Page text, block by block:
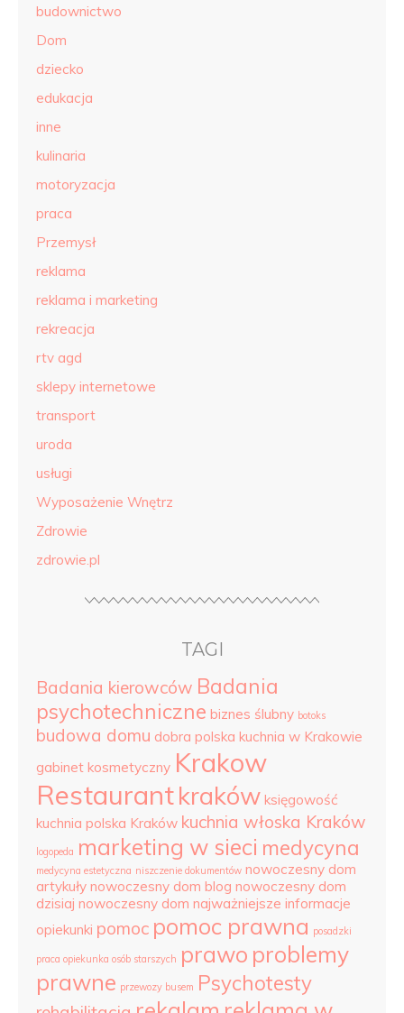
budownictwo
Dom
dziecko
edukacja
inne
kulinaria
motoryzacja
praca
Przemysł
reklama
reklama i marketing
rekreacja
rtv agd
sklepy internetowe
transport
uroda
usługi
Wyposażenie Wnętrz
Zdrowie
zdrowie.pl
TAGI
Badania kierowców Badania
psychotechniczne biznes ślubny botoks
budowa domu dobra polska kuchnia w Krakowie
gabinet kosmetyczny Krakow
Restaurantkraków księgowość
kuchnia polska Kraków kuchnia włoska Kraków
logopeda marketing w sieci medycyna
medycyna estetyczna niszczenie dokumentów nowoczesny dom
artykuły nowoczesny dom blog nowoczesny dom
dzisiaj nowoczesny dom najważniejsze informacje
opiekunki pomoc pomoc prawna posadzki
praca opiekunka osób starszych prawo problemy
prawne przewozy busem Psychotesty